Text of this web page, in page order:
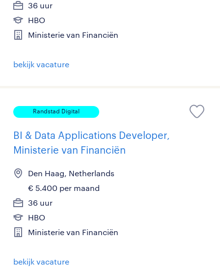
36 uur
HBO
Ministerie van Financiën
bekijk vacature
Randstad Digital
BI & Data Applications Developer,
Ministerie van Financiën
Den Haag, Netherlands
€ 5.400 per maand
36 uur
HBO
Ministerie van Financiën
bekijk vacature